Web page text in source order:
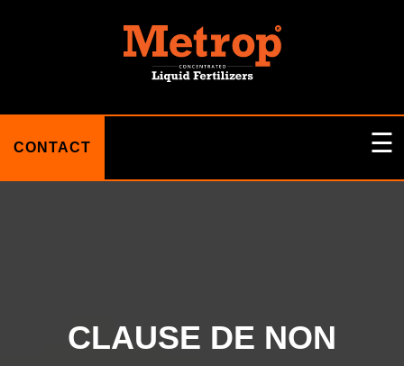
☰
CONTACT
CLAUSE DE NON